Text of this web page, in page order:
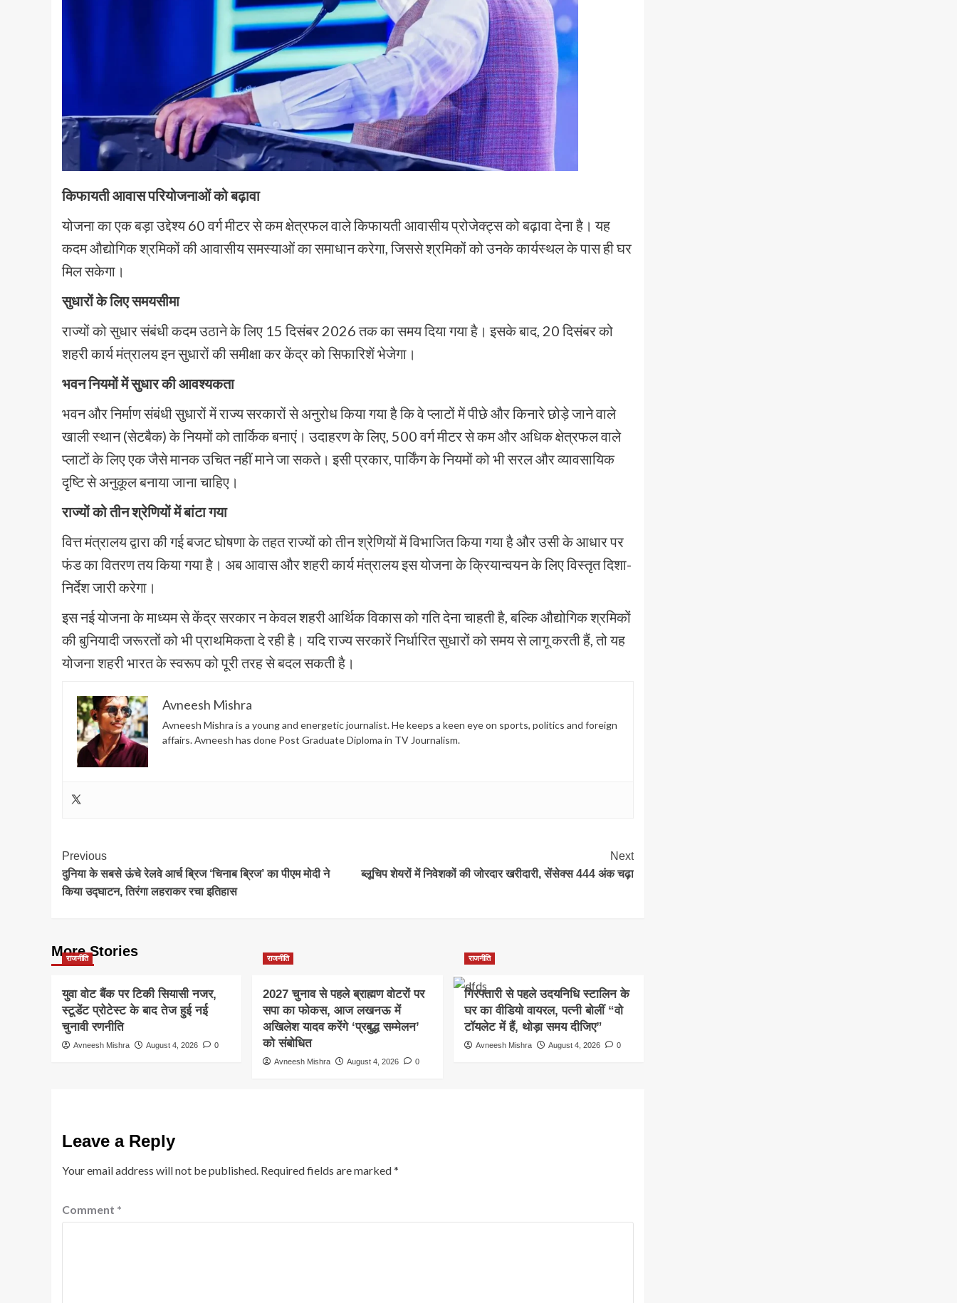
किफायती आवास परियोजनाओं को बढ़ावा
योजना का एक बड़ा उद्देश्य 60 वर्ग मीटर से कम क्षेत्रफल वाले किफायती आवासीय प्रोजेक्ट्स को बढ़ावा देना है। यह
कदम औद्योगिक श्रमिकों की आवासीय समस्याओं का समाधान करेगा, जिससे श्रमिकों को उनके कार्यस्थल के पास ही घर
मिल सकेगा।
सुधारों के लिए समयसीमा
राज्यों को सुधार संबंधी कदम उठाने के लिए 15 दिसंबर 2026 तक का समय दिया गया है। इसके बाद, 20 दिसंबर को
शहरी कार्य मंत्रालय इन सुधारों की समीक्षा कर केंद्र को सिफारिशें भेजेगा।
भवन नियमों में सुधार की आवश्यकता
भवन और निर्माण संबंधी सुधारों में राज्य सरकारों से अनुरोध किया गया है कि वे प्लाटों में पीछे और किनारे छोड़े जाने वाले
खाली स्थान (सेटबैक) के नियमों को तार्किक बनाएं। उदाहरण के लिए, 500 वर्ग मीटर से कम और अधिक क्षेत्रफल वाले
प्लाटों के लिए एक जैसे मानक उचित नहीं माने जा सकते। इसी प्रकार, पार्किंग के नियमों को भी सरल और व्यावसायिक
दृष्टि से अनुकूल बनाया जाना चाहिए।
राज्यों को तीन श्रेणियों में बांटा गया
वित्त मंत्रालय द्वारा की गई बजट घोषणा के तहत राज्यों को तीन श्रेणियों में विभाजित किया गया है और उसी के आधार पर
फंड का वितरण तय किया गया है। अब आवास और शहरी कार्य मंत्रालय इस योजना के क्रियान्वयन के लिए विस्तृत दिशा-
निर्देश जारी करेगा।
इस नई योजना के माध्यम से केंद्र सरकार न केवल शहरी आर्थिक विकास को गति देना चाहती है, बल्कि औद्योगिक श्रमिकों
की बुनियादी जरूरतों को भी प्राथमिकता दे रही है। यदि राज्य सरकारें निर्धारित सुधारों को समय से लागू करती हैं, तो यह
योजना शहरी भारत के स्वरूप को पूरी तरह से बदल सकती है।
Avneesh Mishra
Avneesh Mishra is a young and energetic journalist. He keeps a keen eye on sports, politics and foreign
affairs. Avneesh has done Post Graduate Diploma in TV Journalism.
Post
Navigation
Previous
दुनिया के सबसे ऊंचे रेलवे आर्च ब्रिज ‘चिनाब ब्रिज’ का पीएम मोदी ने
किया उद्घाटन, तिरंगा लहराकर रचा इतिहास
Next
ब्लूचिप शेयरों में निवेशकों की जोरदार खरीदारी, सेंसेक्स 444 अंक चढ़ा
More Stories
राजनीति
युवा वोट बैंक पर टिकी सियासी नजर,
स्टूडेंट प्रोटेस्ट के बाद तेज हुई नई
चुनावी रणनीति
Avneesh Mishra August 4, 2026 0
राजनीति
2027 चुनाव से पहले ब्राह्मण वोटरों पर
सपा का फोकस, आज लखनऊ में
अखिलेश यादव करेंगे ‘प्रबुद्ध सम्मेलन’
को संबोधित
Avneesh Mishra August 4, 2026 0
राजनीति
गिरफ्तारी से पहले उदयनिधि स्टालिन के
घर का वीडियो वायरल, पत्नी बोलीं “वो
टॉयलेट में हैं, थोड़ा समय दीजिए”
Avneesh Mishra August 4, 2026 0
Leave a Reply
Your email address will not be published. Required fields are marked*
Comment *